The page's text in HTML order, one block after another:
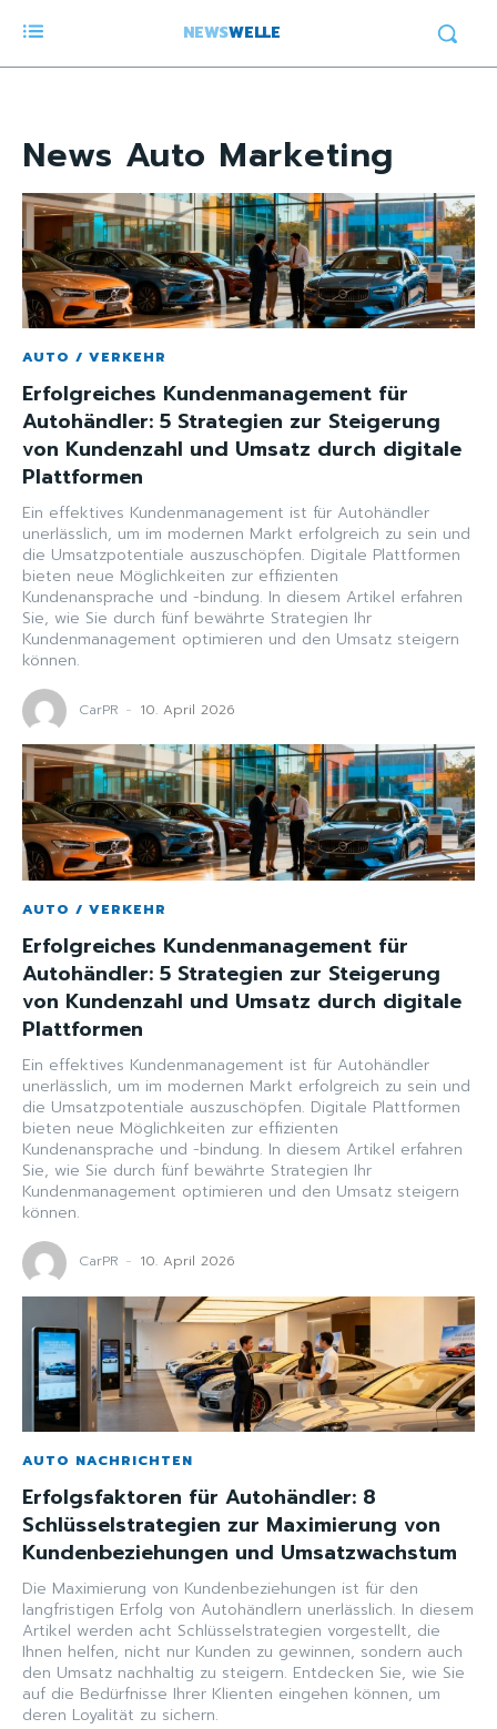
NEWSWELLE
News Auto Marketing
AUTO / VERKEHR
Erfolgreiches Kundenmanagement für
Autohändler: 5 Strategien zur Steigerung
von Kundenzahl und Umsatz durch digitale
Plattformen
Ein effektives Kundenmanagement ist für Autohändler
unerlässlich, um im modernen Markt erfolgreich zu sein und
die Umsatzpotentiale auszuschöpfen. Digitale Plattformen
bieten neue Möglichkeiten zur effizienten
Kundenansprache und -bindung. In diesem Artikel erfahren
Sie, wie Sie durch fünf bewährte Strategien Ihr
Kundenmanagement optimieren und den Umsatz steigern
können.
CarPR - 10. April 2026
AUTO / VERKEHR
Erfolgreiches Kundenmanagement für
Autohändler: 5 Strategien zur Steigerung
von Kundenzahl und Umsatz durch digitale
Plattformen
Ein effektives Kundenmanagement ist für Autohändler
unerlässlich, um im modernen Markt erfolgreich zu sein und
die Umsatzpotentiale auszuschöpfen. Digitale Plattformen
bieten neue Möglichkeiten zur effizienten
Kundenansprache und -bindung. In diesem Artikel erfahren
Sie, wie Sie durch fünf bewährte Strategien Ihr
Kundenmanagement optimieren und den Umsatz steigern
können.
CarPR - 10. April 2026
AUTO NACHRICHTEN
Erfolgsfaktoren für Autohändler: 8
Schlüsselstrategien zur Maximierung von
Kundenbeziehungen und Umsatzwachstum
Die Maximierung von Kundenbeziehungen ist für den
langfristigen Erfolg von Autohändlern unerlässlich. In diesem
Artikel werden acht Schlüsselstrategien vorgestellt, die
Ihnen helfen, nicht nur Kunden zu gewinnen, sondern auch
den Umsatz nachhaltig zu steigern. Entdecken Sie, wie Sie
auf die Bedürfnisse Ihrer Klienten eingehen können, um
deren Loyalität zu sichern.